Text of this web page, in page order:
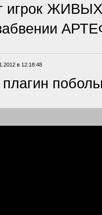
игрок
в 12:18:48